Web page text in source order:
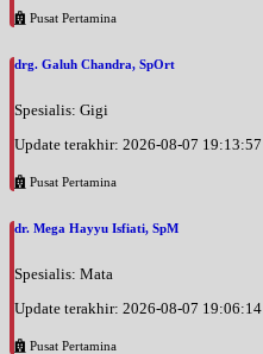
Pusat Pertamina
drg. Galuh Chandra, SpOrt
Spesialis: Gigi
Update terakhir: 2026-08-07 19:13:57
Pusat Pertamina
dr. Mega Hayyu Isfiati, SpM
Spesialis: Mata
Update terakhir: 2026-08-07 19:06:14
Pusat Pertamina